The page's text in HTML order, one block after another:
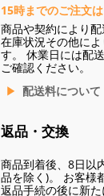
15時までのご注文
商品や契約により配
在庫状況その他に
す。 休業日には配
ご確認ください。
配送料について
返品・交換
商品到着後、8日以
品を除く)。 お客様
返品手続の後に新た